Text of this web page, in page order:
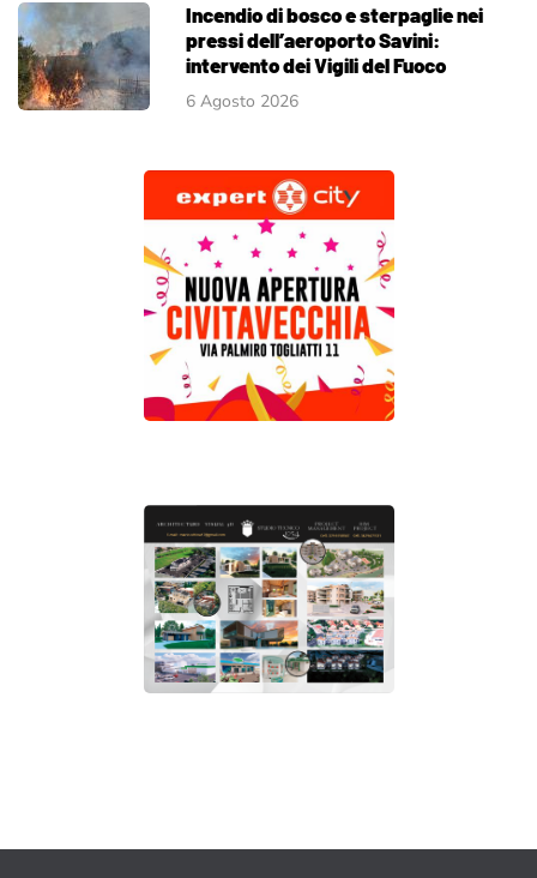
Incendio di bosco e sterpaglie nei
pressi dell’aeroporto Savini:
intervento dei Vigili del Fuoco
6 Agosto 2026